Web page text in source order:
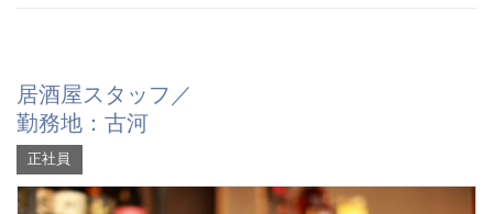
居酒屋スタッフ／
勤務地：古河
正社員